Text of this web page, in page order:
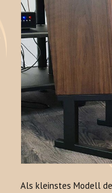
Als kleinstes Modell